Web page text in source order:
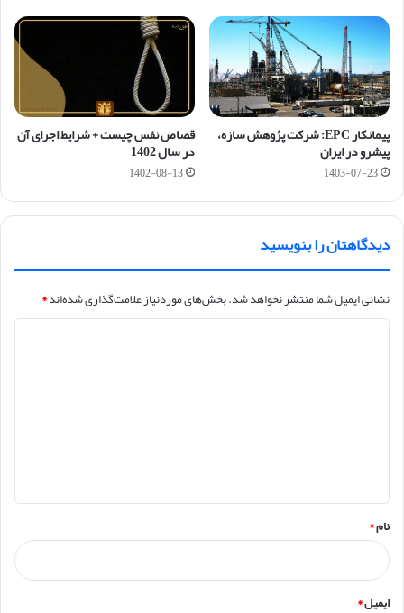
پیمانکار EPC: شرکت پژوهش سازه،
پیشرو در ایران
1403-07-23
قصاص نفس چیست + شرایط اجرای آن
در سال 1402
1402-08-13
دیدگاهتان را بنویسید
نشانی ایمیل شما منتشر نخواهد شد.بخش‌های موردنیاز علامت‌گذاری شده‌اند*
نام*
ایمیل*